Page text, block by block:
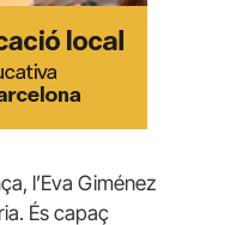
l’Eva Giménez
És capaç